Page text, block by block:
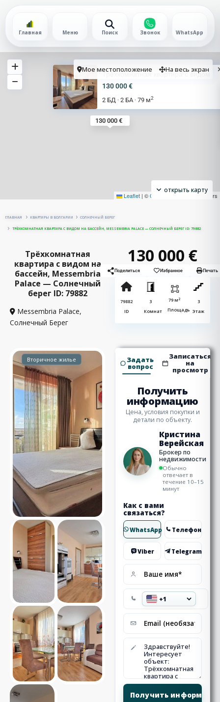
Главная Меню Поиск Звонок WhatsApp
130 000 €
Трёхкомнатная квартира с видом
130 000 €
2 БД · 2 БА · 79 м2
Leaflet | ©OpenStreetMap contributors
открыть карту
Мое местоположение На весь экран
ГЛАВНАЯ КВАРТИРЫ В БОЛГАРИИ СОЛНЕЧНЫЙ БЕРЕГ
ТРЁХКОМНАТНАЯ КВАРТИРА С ВИДОМ НА БАССЕЙН, MESSEMBRIA PALACE — СОЛНЕЧНЫЙ БЕРЕГ ID: 79882
Трёхкомнатная
квартира с видом на
бассейн, Messembria
Palace — Солнечный
берег ID: 79882
Messembria Palace,
Солнечный Берег
130 000 €
Поделиться Избранное Печать
79882
ID
3
Комнат
79 м2
Площадь
3
Этаж
Вторичное жилье Задать
вопрос
Записаться
на
просмотр
Получить
информацию
Цена, условия покупки и
детали по объекту.
Кристина
Верейская
Брокер по
недвижимости
Обычно
отвечает в
течение 10–15
минут
Как с вами
связаться?
WhatsApp Телефон
Viber Telegram